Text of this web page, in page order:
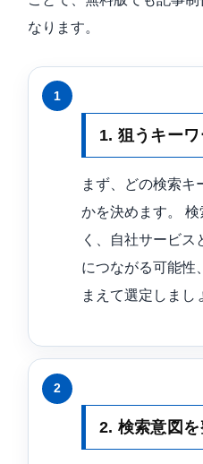
なります。
1. 狙うキー
まず、どの検索キ
かを決めます。
く、自社サービス
につながる可能性
まえて選定しまし
2. 検索意図